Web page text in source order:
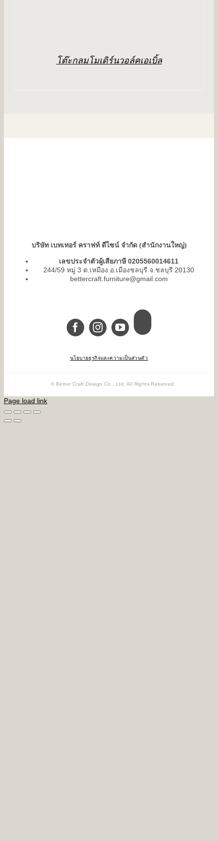
โต๊ะกลมโมเดิร์นวอล์คเอเบิ้ล
บริษัท เบทเทอร์ คราฟท์ ดีไซน์ จำกัด (สำนักงานใหญ่)
เลขประจำตัวผู้เสียภาษี 0205560014611
244/59 หมู่ 3 ต.เหมือง อ.เมืองชลบุรี จ.ชลบุรี 20130
bettercraft.furniture@gmail.com
นโยบายธุรกิจและความเป็นส่วนตัว
© Better Craft Design Co., Ltd. All Rights Reserved.
Page load link